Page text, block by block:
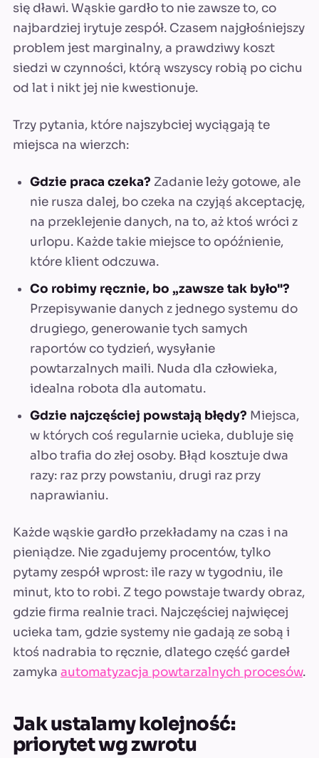
się dławi. Wąskie gardło to nie zawsze to, co
najbardziej irytuje zespół. Czasem najgłośniejszy
problem jest marginalny, a prawdziwy koszt
siedzi w czynności, którą wszyscy robią po cichu
od lat i nikt jej nie kwestionuje.
Trzy pytania, które najszybciej wyciągają te
miejsca na wierzch:
Gdzie praca czeka? Zadanie leży gotowe, ale
nie rusza dalej, bo czeka na czyjąś akceptację,
na przeklejenie danych, na to, aż ktoś wróci z
urlopu. Każde takie miejsce to opóźnienie,
które klient odczuwa.
Co robimy ręcznie, bo „zawsze tak było"?
Przepisywanie danych z jednego systemu do
drugiego, generowanie tych samych
raportów co tydzień, wysyłanie
powtarzalnych maili. Nuda dla człowieka,
idealna robota dla automatu.
Gdzie najczęściej powstają błędy? Miejsca,
w których coś regularnie ucieka, dubluje się
albo trafia do złej osoby. Błąd kosztuje dwa
razy: raz przy powstaniu, drugi raz przy
naprawianiu.
Każde wąskie gardło przekładamy na czas i na
pieniądze. Nie zgadujemy procentów, tylko
pytamy zespół wprost: ile razy w tygodniu, ile
minut, kto to robi. Z tego powstaje twardy obraz,
gdzie firma realnie traci. Najczęściej najwięcej
ucieka tam, gdzie systemy nie gadają ze sobą i
ktoś nadrabia to ręcznie, dlatego część gardeł
zamyka automatyzacja powtarzalnych procesów.
Jak ustalamy kolejność:
priorytet wg zwrotu